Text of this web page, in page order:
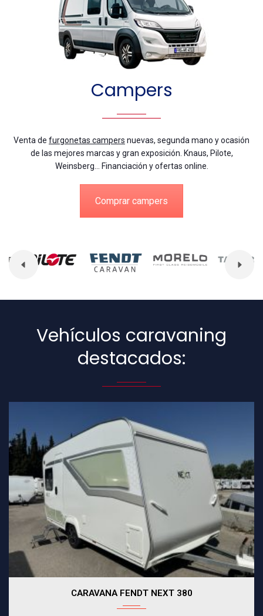
Campers
Venta de furgonetas campers nuevas, segunda mano y ocasión
de las mejores marcas y gran exposición. Knaus, Pilote,
Weinsberg… Financiación y ofertas online.
Comprar campers
Vehículos caravaning
destacados:
CARAVANA FENDT NEXT 380